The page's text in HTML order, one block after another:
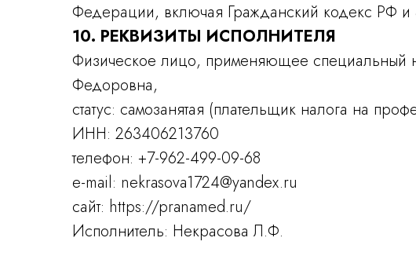
Федерации, включая Гражданский кодекс РФ
10. РЕКВИЗИТЫ ИСПОЛНИТЕЛЯ
Физическое лицо, применяющее специальный
Федоровна,
статус: самозанятая (плательщик налога на
ИНН: 263406213760
телефон: +7-962-499-09-68
e-mail: nekrasova1724@yandex.ru
сайт: https://pranamed.ru/
Исполнитель: Некрасова Л.Ф.